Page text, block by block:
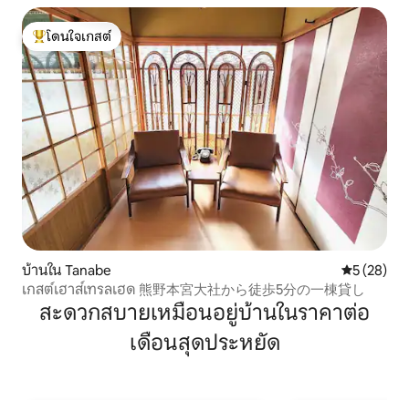
โดนใจเกสต์ที่สุด
โดนใจเกสต์
บ้านใน Tanabe คะแนนเฉลี่
5 (28)
เกสต์เฮาส์เทรลเฮด 熊野本宮大社から徒歩5分の一棟貸し
สะดวกสบายเหมือนอยู่บ้านในราคาต่อ
เดือนสุดประหยัด